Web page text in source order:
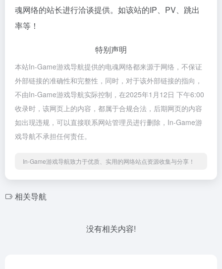
魂网络的站长进行洽谈提供。如该站的IP、PV、跳出
率等！
特别声明
本站In-Game游戏导航提供的电魂网络都来源于网络，不保证
外部链接的准确性和完整性，同时，对于该外部链接的指向，
不由In-Game游戏导航实际控制，在2025年1月12日 下午6:00
收录时，该网页上的内容，都属于合规合法，后期网页的内容
如出现违规，可以直接联系网站管理员进行删除，In-Game游
戏导航不承担任何责任。
In-Game游戏导航致力于优质、实用的网络站点资源收集与分享！
相关导航
没有相关内容!